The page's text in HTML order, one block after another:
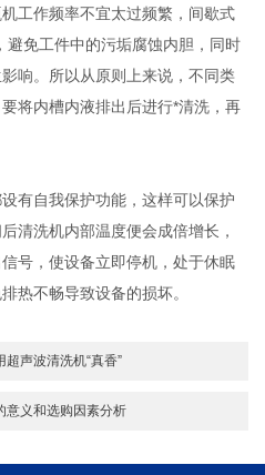
作频率不宜太过频繁，间歇式
避免工件中的污垢腐蚀内胆，同时
响。所以从原则上来说，不同类
将内槽内液排出后进行*清洗，再
自我保护功能，这样可以保护
清洗机内部温度便会成倍增长，
号，使设备立即停机，处于休眠
热不畅导致设备的损坏。
声波清洗机“真香”
意义和选购因素分析